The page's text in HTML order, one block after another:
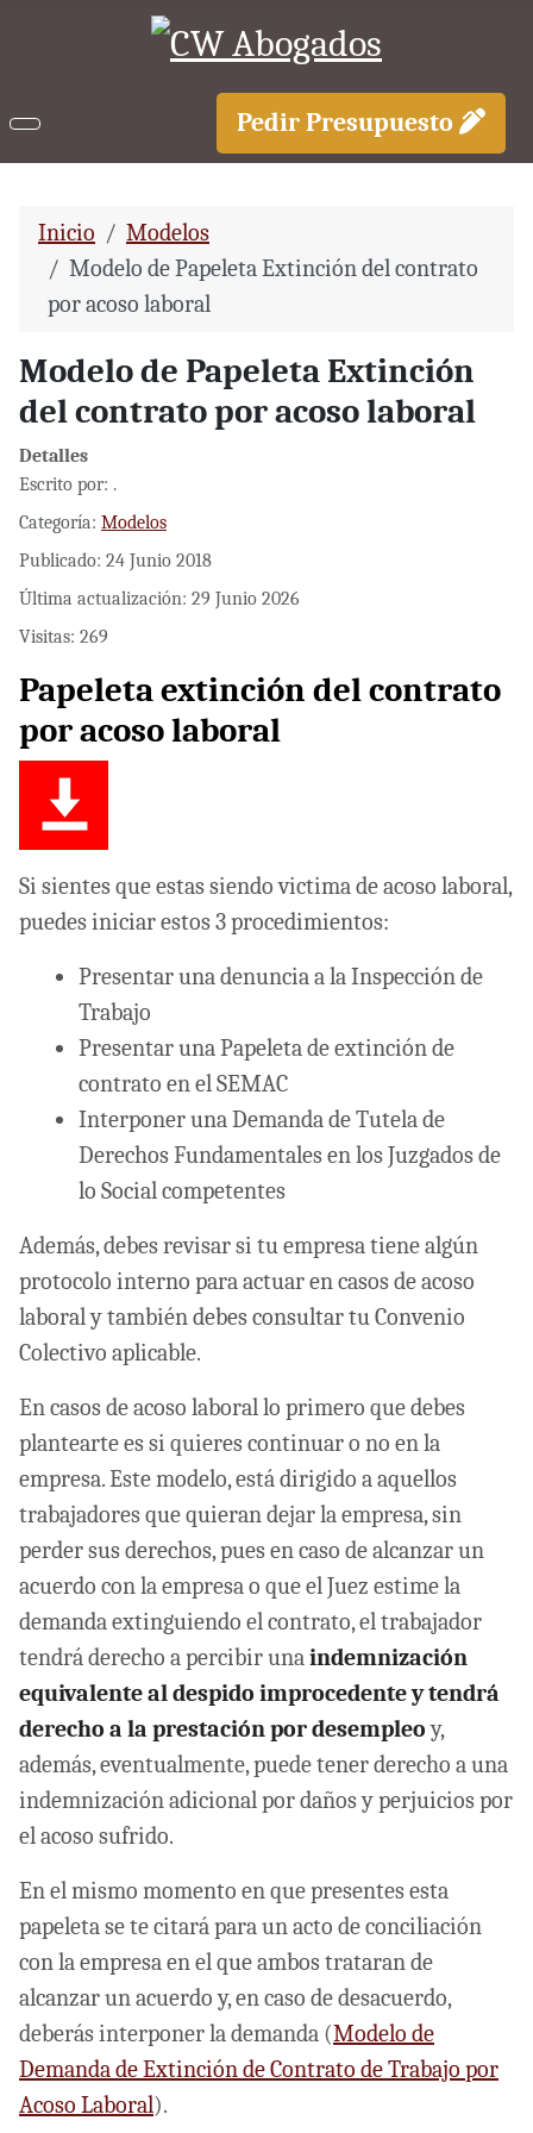
Pedir Presupuesto
Inicio
Modelos
Modelo de Papeleta Extinción del contrato
por acoso laboral
Modelo de Papeleta Extinción
del contrato por acoso laboral
Detalles
Escrito por: .
Categoría: Modelos
Publicado: 24 Junio 2018
Última actualización: 29 Junio 2026
Visitas: 269
Papeleta extinción del contrato
por acoso laboral
Si sientes que estas siendo victima de acoso laboral,
puedes iniciar estos 3 procedimientos:
Presentar una denuncia a la Inspección de
Trabajo
Presentar una Papeleta de extinción de
contrato en el SEMAC
Interponer una Demanda de Tutela de
Derechos Fundamentales en los Juzgados de
lo Social competentes
Además, debes revisar si tu empresa tiene algún
protocolo interno para actuar en casos de acoso
laboral y también debes consultar tu Convenio
Colectivo aplicable.
En casos de acoso laboral lo primero que debes
plantearte es si quieres continuar o no en la
empresa. Este modelo, está dirigido a aquellos
trabajadores que quieran dejar la empresa, sin
perder sus derechos, pues en caso de alcanzar un
acuerdo con la empresa o que el Juez estime la
demanda extinguiendo el contrato, el trabajador
tendrá derecho a percibir unaindemnización
equivalente al despido improcedente y tendrá
derecho a la prestación por desempleoy,
además, eventualmente, puede tener derecho a una
indemnización adicional por daños y perjuicios por
el acoso sufrido.
En el mismo momento en que presentes esta
papeleta se te citará para un acto de conciliación
con la empresa en el que ambos trataran de
alcanzar un acuerdo y, en caso de desacuerdo,
deberás interponer la demanda (Modelo de
Demanda de Extinción de Contrato de Trabajo por
Acoso Laboral).